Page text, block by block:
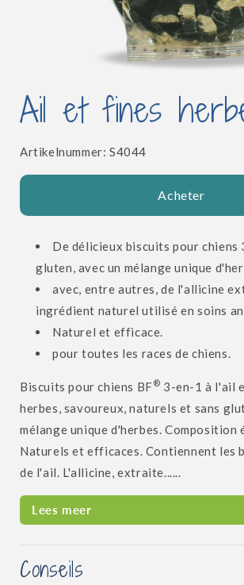
média
1
dans
fenêtre
modale
Ail et fines
Artikelnummer: SKU:
S4044
Acheter
De délicieux biscuits pour chiens
gluten, avec un mélange unique
avec, entre autres, de l'allicine
ingrédient naturel utilisé en soins
Naturel et efficace.
pour toutes les races de chiens.
Biscuits pour chiens BF® 3-en-1 à l'ail
herbes, savoureux, naturels et sans
mélange unique d'herbes. Composition
Naturels et efficaces. Contiennent les
de l'ail. L'allicine, extraite......
Lees meer
Conseils